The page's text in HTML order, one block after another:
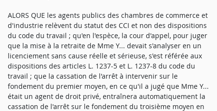
ALORS QUE les agents publics des chambres de commerce et
d'industrie relèvent du statut des CCI et non des dispositions
du code du travail ; qu'en l'espèce, la cour d'appel, pour juger
que la mise à la retraite de Mme Y... devait s'analyser en un
licenciement sans cause réelle et sérieuse, s'est référée aux
dispositions des articles L. 1237-5 et L. 1237-8 du code du
travail ; que la cassation de l'arrêt à intervenir sur le
fondement du premier moyen, en ce qu'il a jugé que Mme Y...
était un agent de droit privé, entraînera automatiquement la
cassation de l'arrêt sur le fondement du troisième moyen en